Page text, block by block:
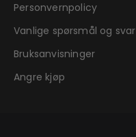
Personvernpolicy
Vanlige spørsmål og svar
Bruksanvisninger
Angre kjøp